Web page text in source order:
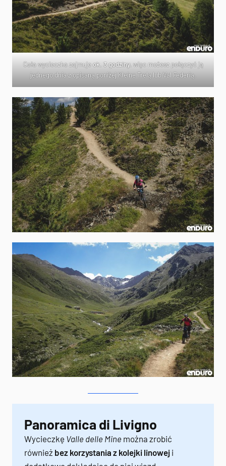
Cała wycieczka zajmujeok. 3 godziny, więc możesz połączyć ją
jednego dnia z opisaną poniżej Kleine Trelą lub Val Federią.
Panoramica di Livigno
Wycieczkę Valle delle Mine można zrobić
również bez korzystania z kolejki linowej i